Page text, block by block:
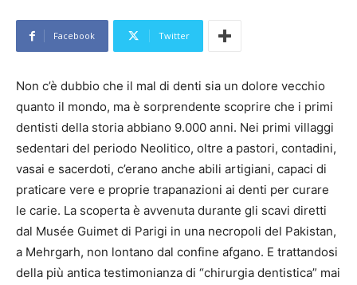
Facebook Twitter
Non c’è dubbio che il mal di denti sia un dolore vecchio
quanto il mondo, ma è sorprendente scoprire che i primi
dentisti della storia abbiano 9.000 anni. Nei primi villaggi
sedentari del periodo Neolitico, oltre a pastori, contadini,
vasai e sacerdoti, c’erano anche abili artigiani, capaci di
praticare vere e proprie trapanazioni ai denti per curare
le carie. La scoperta è avvenuta durante gli scavi diretti
dal Musée Guimet di Parigi in una necropoli del Pakistan,
a Mehrgarh, non lontano dal confine afgano. E trattandosi
della più antica testimonianza di “chirurgia dentistica” mai